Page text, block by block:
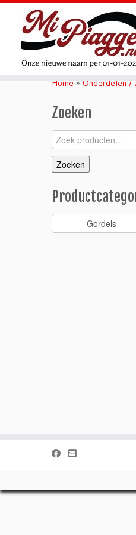
Home » Onderdelen /
Zoeken
Zoeken
naar:
Zoeken